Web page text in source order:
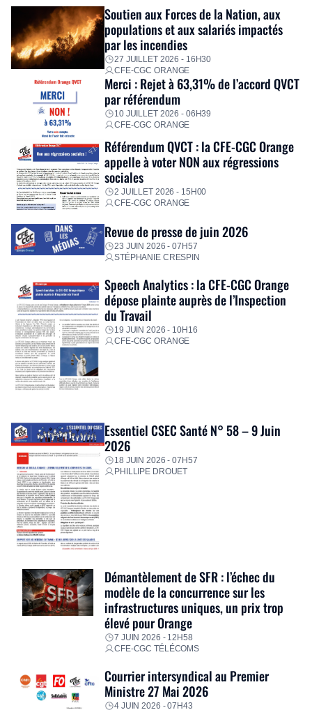
Fidèle à sa mission d’utilité sociale, le Groupe mobilise
immédiatement ses équipes afin de proposer un diagnostic
personnalisé, des aides financières pour faire face aux
premières dépenses, […]
Soutien aux Forces de la Nation, aux
populations et aux salariés impactés
par les incendies
27 JUILLET 2026 - 16H30
CFE-CGC ORANGE
Merci : Rejet à 63,31% de l’accord QVCT
par référendum
10 JUILLET 2026 - 06H39
CFE-CGC ORANGE
Référendum QVCT : la CFE-CGC Orange
appelle à voter NON aux régressions
sociales
2 JUILLET 2026 - 15H00
CFE-CGC ORANGE
Revue de presse de juin 2026
23 JUIN 2026 - 07H57
STÉPHANIE CRESPIN
Speech Analytics : la CFE-CGC Orange
dépose plainte auprès de l’Inspection
du Travail
19 JUIN 2026 - 10H16
CFE-CGC ORANGE
Essentiel CSEC Santé N° 58 – 9 Juin
2026
18 JUIN 2026 - 07H57
PHILLIPE DROUET
Démantèlement de SFR : l’échec du
modèle de la concurrence sur les
infrastructures uniques, un prix trop
élevé pour Orange
7 JUIN 2026 - 12H58
CFE-CGC TÉLÉCOMS
Courrier intersyndical au Premier
Ministre 27 Mai 2026
4 JUIN 2026 - 07H43